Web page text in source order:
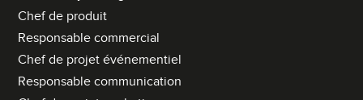
Chef de produit
Responsable commercial
Chef de projet événementiel
Responsable communication